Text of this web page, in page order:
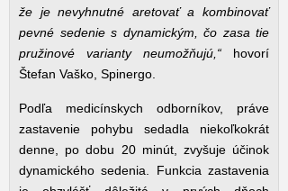
že je nevyhnutné aretovať a kombinovať
pevné sedenie s dynamickým, čo zasa tie
pružinové varianty neumožňujú,“ hovorí
Štefan Vaško, Spinergo.
Podľa medicínskych odborníkov, práve
zastavenie pohybu sedadla niekoľkokrát
denne, po dobu 20 minút, zvyšuje účinok
dynamického sedenia. Funkcia zastavenia